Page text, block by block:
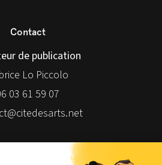
Contact
de publication
Lo Piccolo
03 61 59 07